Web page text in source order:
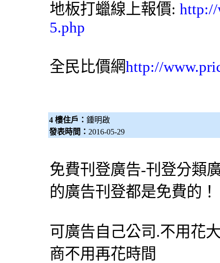
地板打蠟線上報價: http://
5.php
全民比價網http://
4 樓住戶： 鍾明啟
發表時間： 2016-05-29
免費刊登廣告-刊登分類
的廣告刊登都是免費的！
可廣告自己公司.不用花
商不用再花時間